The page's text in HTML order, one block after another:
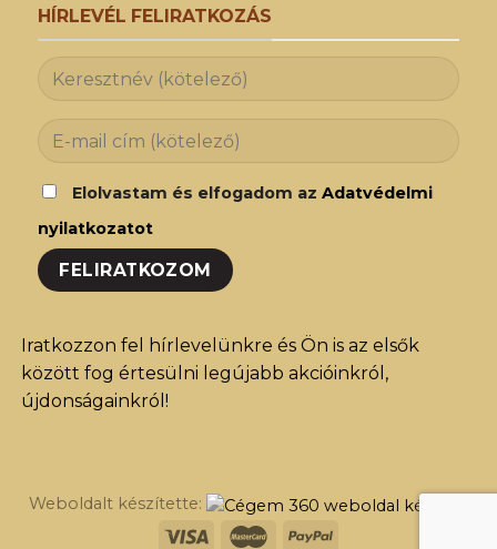
HÍRLEVÉL FELIRATKOZÁS
Elolvastam és elfogadom az Adatvédelmi
nyilatkozatot
Iratkozzon fel hírlevelünkre és Ön is az elsők
között fog értesülni legújabb akcióinkról,
újdonságainkról!
Weboldalt készítette: